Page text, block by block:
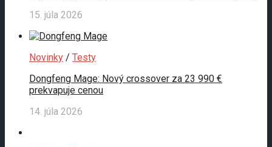
15. júla 2026
Novinky / Testy
Dongfeng Mage: Nový crossover za 23 990 €
prekvapuje cenou
14. júla 2026